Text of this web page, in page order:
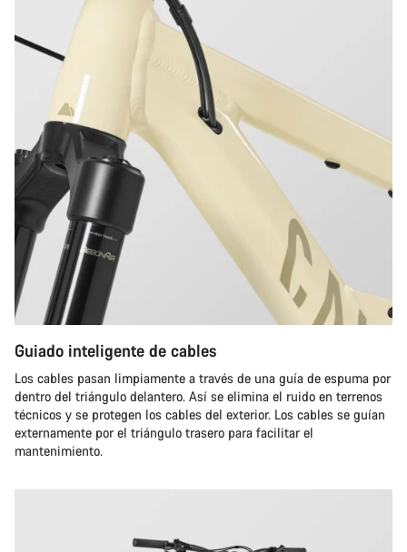
Guiado inteligente de cables
Los cables pasan limpiamente a través de una guía de espuma por
dentro del triángulo delantero. Así se elimina el ruido en terrenos
técnicos y se protegen los cables del exterior. Los cables se guían
externamente por el triángulo trasero para facilitar el
mantenimiento.